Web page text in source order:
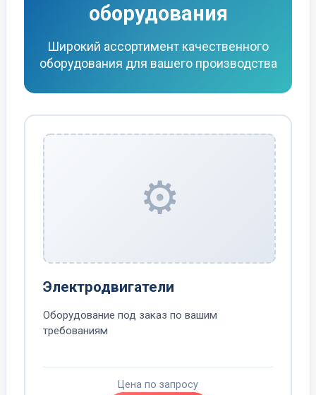
оборудования
Широкий ассортимент качественного
оборудования для вашего производства
⚙️
Электродвигатели
Оборудование под заказ по вашим
требованиям
Цена по запросу